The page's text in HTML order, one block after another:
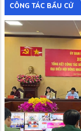
CÔNG TÁC BẦU CỬ